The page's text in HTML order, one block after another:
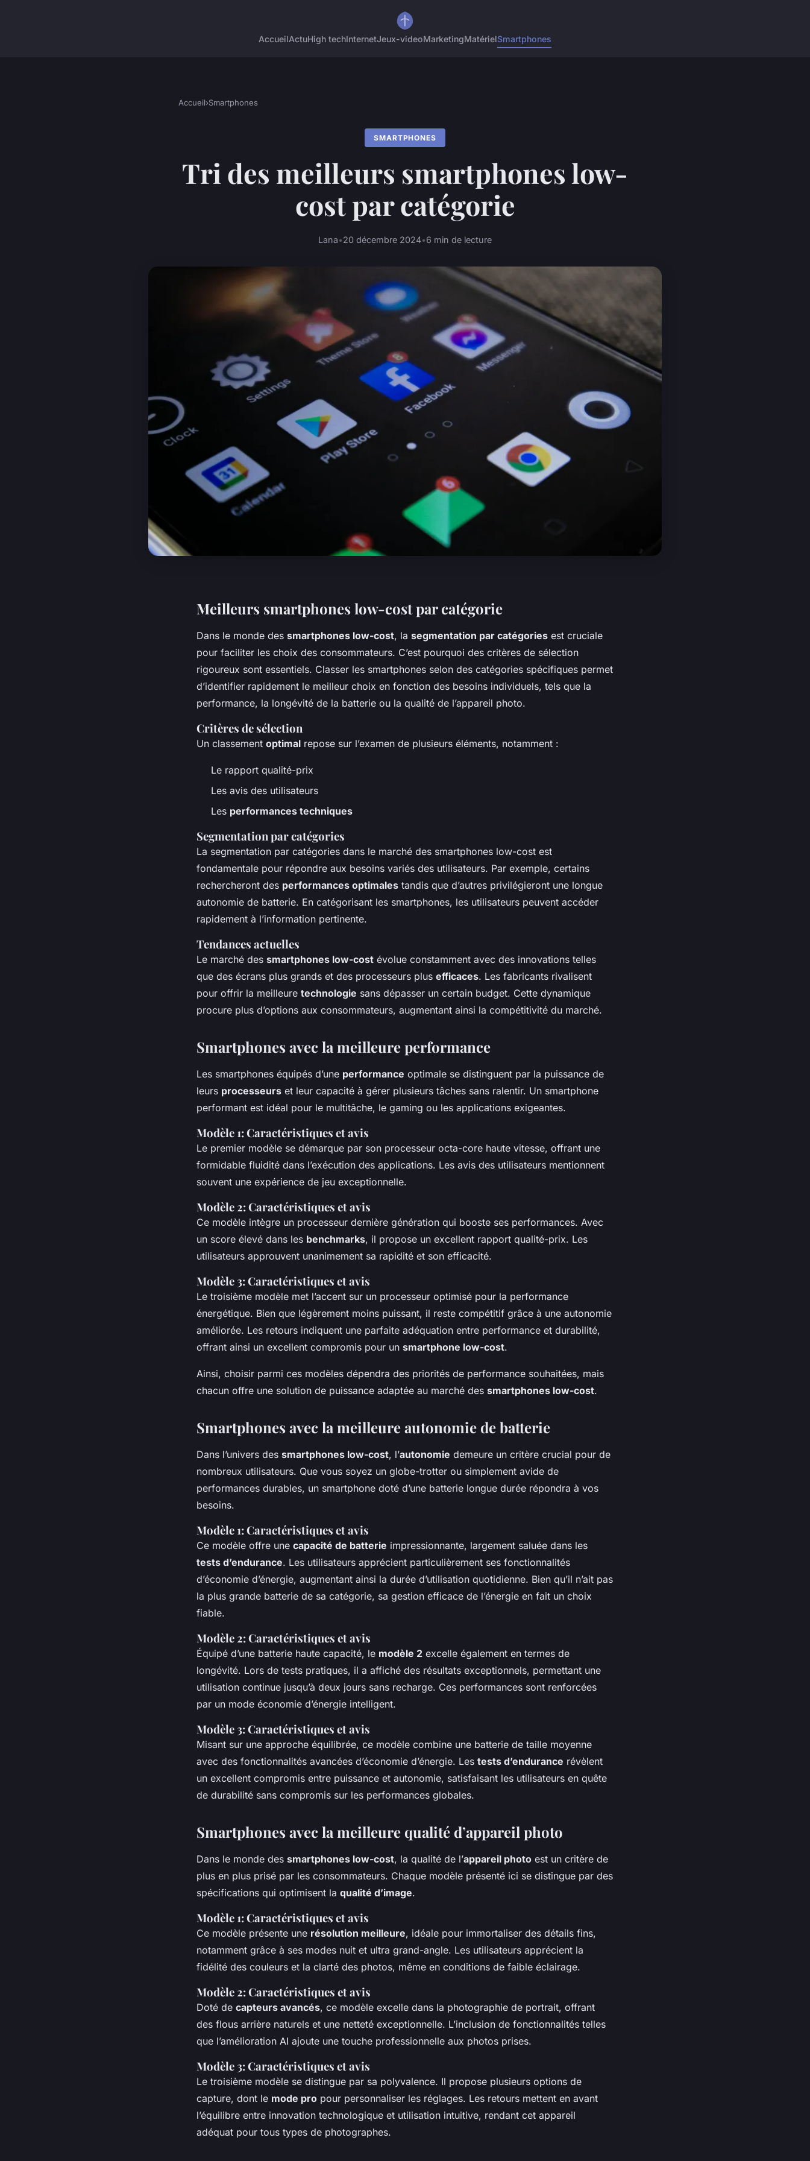
AccueilActuHigh techInternetJeux-videoMarketingMatérielSmartphones
Accueil›Smartphones
SMARTPHONES
Tri des meilleurs smartphones low-
cost par catégorie
Lana•20 décembre 2024•6 min de lecture
Meilleurs smartphones low-cost par catégorie
Dans le monde des smartphones low-cost, la segmentation par catégories est cruciale
pour faciliter les choix des consommateurs. C’est pourquoi des critères de sélection
rigoureux sont essentiels. Classer les smartphones selon des catégories spécifiques permet
d’identifier rapidement le meilleur choix en fonction des besoins individuels, tels que la
performance, la longévité de la batterie ou la qualité de l’appareil photo.
Critères de sélection
Un classement optimal repose sur l’examen de plusieurs éléments, notamment :
Le rapport qualité-prix
Les avis des utilisateurs
Les performances techniques
Segmentation par catégories
La segmentation par catégories dans le marché des smartphones low-cost est
fondamentale pour répondre aux besoins variés des utilisateurs. Par exemple, certains
rechercheront des performances optimales tandis que d’autres privilégieront une longue
autonomie de batterie. En catégorisant les smartphones, les utilisateurs peuvent accéder
rapidement à l’information pertinente.
Tendances actuelles
Le marché des smartphones low-cost évolue constamment avec des innovations telles
que des écrans plus grands et des processeurs plus efficaces. Les fabricants rivalisent
pour offrir la meilleure technologie sans dépasser un certain budget. Cette dynamique
procure plus d’options aux consommateurs, augmentant ainsi la compétitivité du marché.
Smartphones avec la meilleure performance
Les smartphones équipés d’une performance optimale se distinguent par la puissance de
leurs processeurs et leur capacité à gérer plusieurs tâches sans ralentir. Un smartphone
performant est idéal pour le multitâche, le gaming ou les applications exigeantes.
Modèle 1: Caractéristiques et avis
Le premier modèle se démarque par son processeur octa-core haute vitesse, offrant une
formidable fluidité dans l’exécution des applications. Les avis des utilisateurs mentionnent
souvent une expérience de jeu exceptionnelle.
Modèle 2: Caractéristiques et avis
Ce modèle intègre un processeur dernière génération qui booste ses performances. Avec
un score élevé dans les benchmarks, il propose un excellent rapport qualité-prix. Les
utilisateurs approuvent unanimement sa rapidité et son efficacité.
Modèle 3: Caractéristiques et avis
Le troisième modèle met l’accent sur un processeur optimisé pour la performance
énergétique. Bien que légèrement moins puissant, il reste compétitif grâce à une autonomie
améliorée. Les retours indiquent une parfaite adéquation entre performance et durabilité,
offrant ainsi un excellent compromis pour un smartphone low-cost.
Ainsi, choisir parmi ces modèles dépendra des priorités de performance souhaitées, mais
chacun offre une solution de puissance adaptée au marché des smartphones low-cost.
Smartphones avec la meilleure autonomie de batterie
Dans l’univers des smartphones low-cost, l’autonomie demeure un critère crucial pour de
nombreux utilisateurs. Que vous soyez un globe-trotter ou simplement avide de
performances durables, un smartphone doté d’une batterie longue durée répondra à vos
besoins.
Modèle 1: Caractéristiques et avis
Ce modèle offre une capacité de batterie impressionnante, largement saluée dans les
tests d’endurance. Les utilisateurs apprécient particulièrement ses fonctionnalités
d’économie d’énergie, augmentant ainsi la durée d’utilisation quotidienne. Bien qu’il n’ait pas
la plus grande batterie de sa catégorie, sa gestion efficace de l’énergie en fait un choix
fiable.
Modèle 2: Caractéristiques et avis
Équipé d’une batterie haute capacité, le modèle 2 excelle également en termes de
longévité. Lors de tests pratiques, il a affiché des résultats exceptionnels, permettant une
utilisation continue jusqu’à deux jours sans recharge. Ces performances sont renforcées
par un mode économie d’énergie intelligent.
Modèle 3: Caractéristiques et avis
Misant sur une approche équilibrée, ce modèle combine une batterie de taille moyenne
avec des fonctionnalités avancées d’économie d’énergie. Les tests d’endurance révèlent
un excellent compromis entre puissance et autonomie, satisfaisant les utilisateurs en quête
de durabilité sans compromis sur les performances globales.
Smartphones avec la meilleure qualité d’appareil photo
Dans le monde des smartphones low-cost, la qualité de l’appareil photo est un critère de
plus en plus prisé par les consommateurs. Chaque modèle présenté ici se distingue par des
spécifications qui optimisent la qualité d’image.
Modèle 1: Caractéristiques et avis
Ce modèle présente une résolution meilleure, idéale pour immortaliser des détails fins,
notamment grâce à ses modes nuit et ultra grand-angle. Les utilisateurs apprécient la
fidélité des couleurs et la clarté des photos, même en conditions de faible éclairage.
Modèle 2: Caractéristiques et avis
Doté de capteurs avancés, ce modèle excelle dans la photographie de portrait, offrant
des flous arrière naturels et une netteté exceptionnelle. L’inclusion de fonctionnalités telles
que l’amélioration AI ajoute une touche professionnelle aux photos prises.
Modèle 3: Caractéristiques et avis
Le troisième modèle se distingue par sa polyvalence. Il propose plusieurs options de
capture, dont le mode pro pour personnaliser les réglages. Les retours mettent en avant
l’équilibre entre innovation technologique et utilisation intuitive, rendant cet appareil
adéquat pour tous types de photographes.